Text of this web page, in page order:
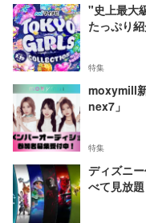
"史上最大
たっぷり
特集
moxymill
nex7」
特集
ディズニ
べて見放題